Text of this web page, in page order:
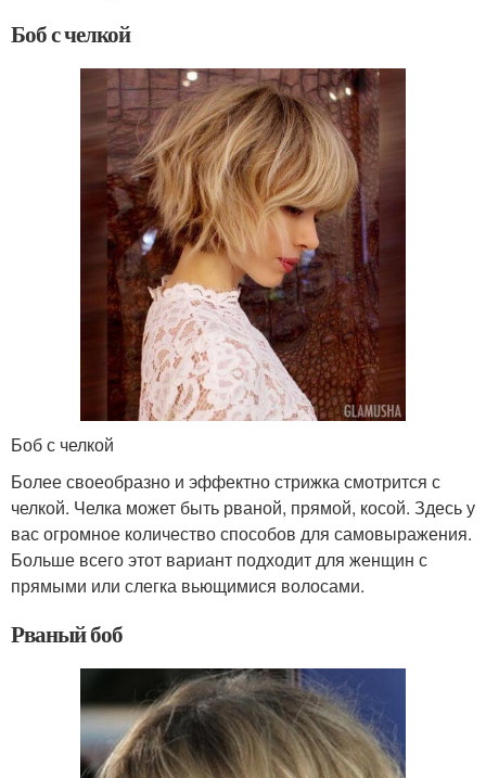
Боб с челкой
Боб с челкой
Более своеобразно и эффектно стрижка смотрится с
челкой. Челка может быть рваной, прямой, косой. Здесь у
вас огромное количество способов для самовыражения.
Больше всего этот вариант подходит для женщин с
прямыми или слегка вьющимися волосами.
Рваный боб